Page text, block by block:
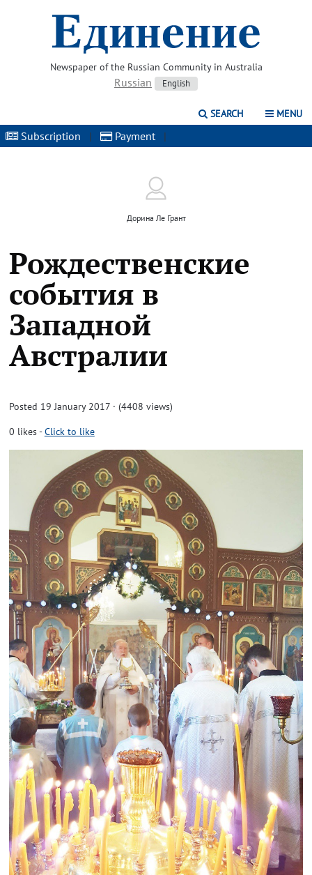
Newspaper of the Russian Community in Australia
Russian English
SEARCH MENU
Subscription | Payment |
Дорина Ле Грант
Рождественские
события в
Западной
Австралии
Posted 19 January 2017 · (4408 views)
0 likes-Click to like